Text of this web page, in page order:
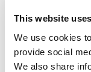
This website
We use cookies
provide social
We also share
pomocą
certyfikat FDA
2 lata
darmowe